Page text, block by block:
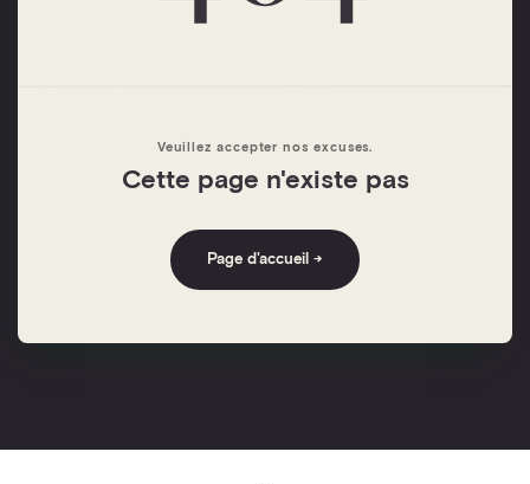
Veuillez accepter nos excuses.
Cette page n'existe pas
Page d'accueil →